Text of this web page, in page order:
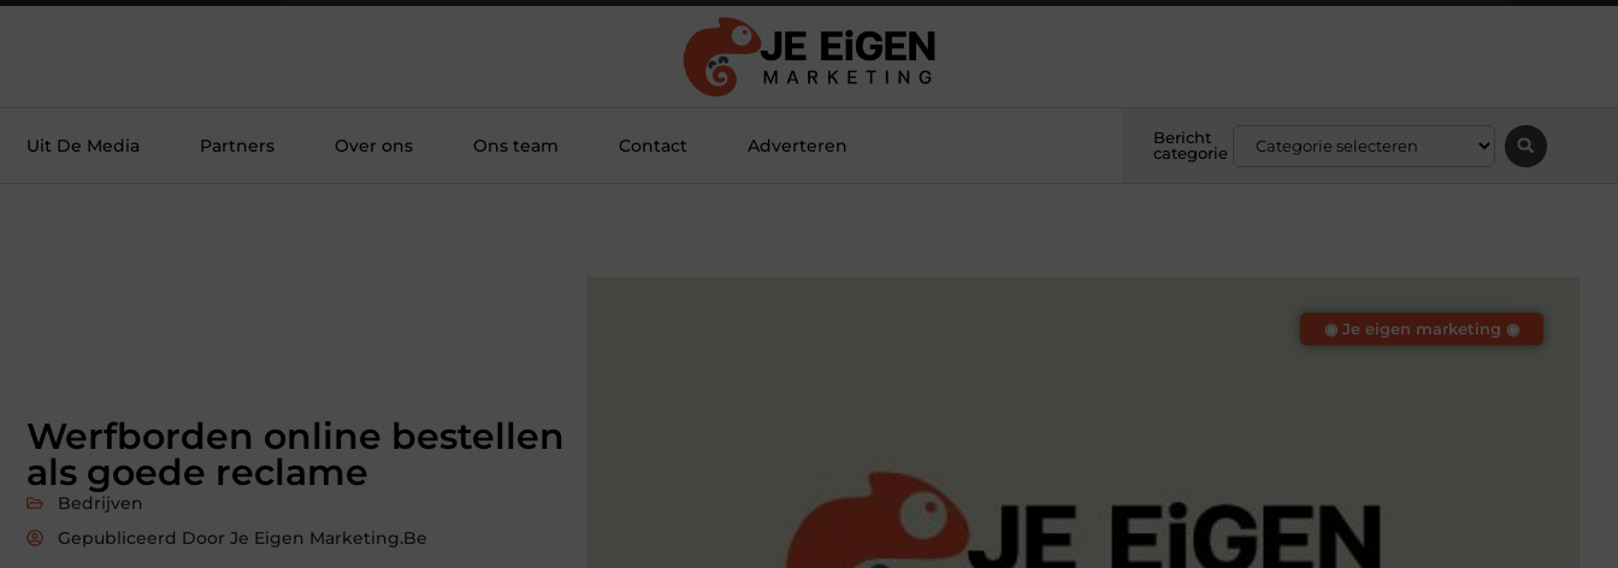
Uit De Media Partners Over ons Ons team Contact Adverteren
Bericht
categorie
Werfborden online bestellen
als goede reclame
Bedrijven
Gepubliceerd Door Je Eigen Marketing.be
◉ Je eigen marketing ◉